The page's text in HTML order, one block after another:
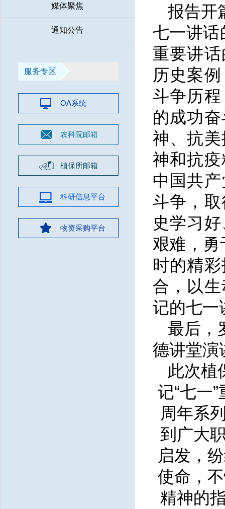
媒体聚焦
通知公告
服务专区
OA系统
农科院邮箱
植保所邮箱
科研信息平台
物资采购平台
报告开
七一讲话
重要讲
历史案
斗争历
的成功
神、抗
神和抗
中国共
斗争，
史学习
艰难，
时的精
合，以
记的七一
最后，
德讲堂演
此次植
记“七一
周年系
到广大
启发，
使命，
精神的